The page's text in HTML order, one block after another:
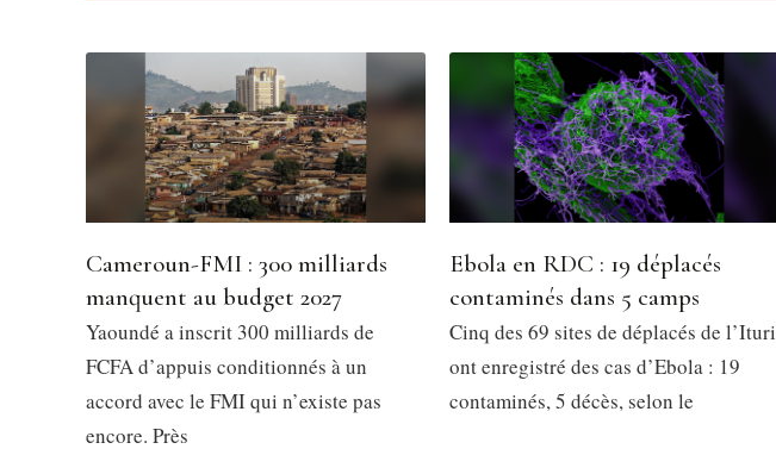
Cameroun-FMI : 300 milliards
manquent au budget 2027
Yaoundé a inscrit 300 milliards de
FCFA d’appuis conditionnés à un
accord avec le FMI qui n’existe pas
encore. Près
Ebola en RDC : 19 déplacés
contaminés dans 5 camps
Cinq des 69 sites de déplacés de l’Ituri
ont enregistré des cas d’Ebola : 19
contaminés, 5 décès, selon le